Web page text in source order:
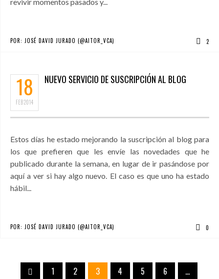
POR: JOSÉ DAVID JURADO (@AITOR_VCA) 2
18
FEB2014
NUEVO SERVICIO DE SUSCRIPCIÓN AL BLOG
Estos días he estado mejorando la suscripción al blog para
los que prefieren que les envíe las novedades que he
publicado durante la semana, en lugar de ir pasándose por
aquí a ver si hay algo nuevo. El caso es que uno ha estado
hábil...
POR: JOSÉ DAVID JURADO (@AITOR_VCA) 0
1 2 3 4 5 6
…